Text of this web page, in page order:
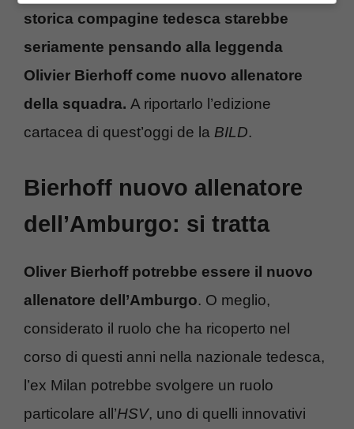
storica compagine tedesca starebbe
seriamente pensando alla leggenda
Olivier Bierhoff come nuovo allenatore
della squadra. A riportarlo l’edizione
cartacea di quest’oggi de la BILD.
Bierhoff nuovo allenatore
dell’Amburgo: si tratta
Oliver Bierhoff potrebbe essere il nuovo
allenatore dell’Amburgo. O meglio,
considerato il ruolo che ha ricoperto nel
corso di questi anni nella nazionale tedesca,
l’ex Milan potrebbe svolgere un ruolo
particolare all’HSV, uno di quelli innovativi